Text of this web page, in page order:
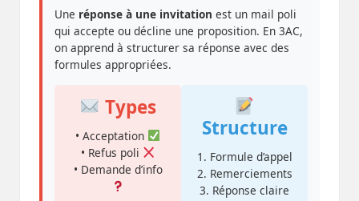
Une réponse à une invitation est un mail poli
qui accepte ou décline une proposition. En 3AC,
on apprend à structurer sa réponse avec des
formules appropriées.
Types
• Acceptation
• Refus poli
• Demande d’info
Structure
1. Formule d’appel
2. Remerciements
3. Réponse claire